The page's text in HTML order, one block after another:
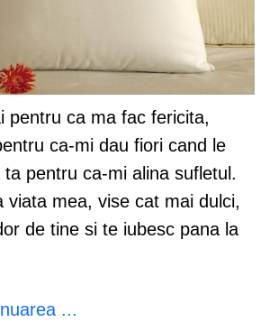
pentru ca ma fac fericita,
ca-mi dau fiori cand le
pentru ca-mi alina sufletul.
viata mea, vise cat mai dulci,
de tine si te iubesc pana la
...